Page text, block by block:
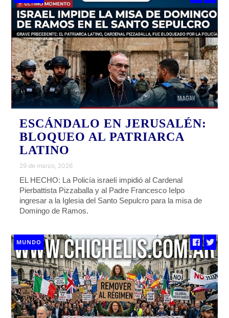
ESCÁNDALO EN JERUSALÉN:
BLOQUEO AL PATRIARCA
LATINO
29 de marzo, 2026
EL HECHO: La Policía israelí impidió al Cardenal
Pierbattista Pizzaballa y al Padre Francesco Ielpo
ingresar a la Iglesia del Santo Sepulcro para la misa de
Domingo de Ramos.
MUNDO